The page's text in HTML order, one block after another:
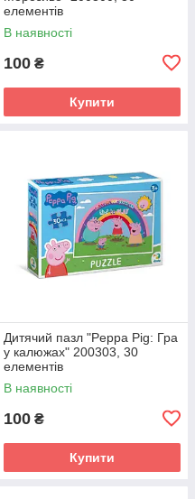
елементів
В наявності
100 ₴
Купити
Дитячий пазл "Peppa Pig: Гра
у калюжах" 200303, 30
елементів
В наявності
100 ₴
Купити